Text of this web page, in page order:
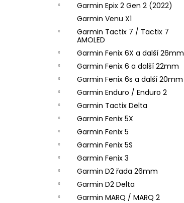
Garmin Epix 2 Gen 2 (2022)
Garmin Venu X1
Garmin Tactix 7 / Tactix 7
AMOLED
Garmin Fenix 6X a další 26mm
Garmin Fenix 6 a další 22mm
Garmin Fenix 6s a další 20mm
Garmin Enduro / Enduro 2
Garmin Tactix Delta
Garmin Fenix 5X
Garmin Fenix 5
Garmin Fenix 5S
Garmin Fenix 3
Garmin D2 řada 26mm
Garmin D2 Delta
Garmin MARQ / MARQ 2